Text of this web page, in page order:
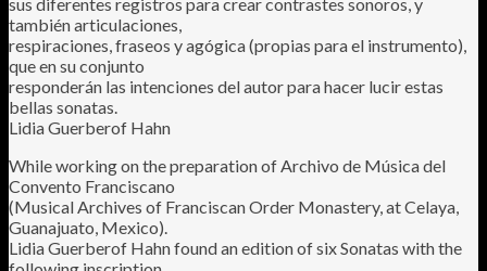
sus diferentes registros para crear contrastes sonoros, y
también articulaciones,
respiraciones, fraseos y agógica (propias para el instrumento),
que en su conjunto
responderán las intenciones del autor para hacer lucir estas
bellas sonatas.
Lidia Guerberof Hahn
While working on the preparation of Archivo de Música del
Convento Franciscano
(Musical Archives of Franciscan Order Monastery, at Celaya,
Guanajuato, Mexico).
Lidia Guerberof Hahn found an edition of six Sonatas with the